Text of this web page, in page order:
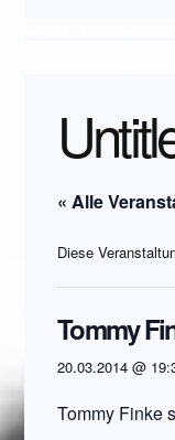
« Alle
Diese
Tommy
20.03.2014 @
Tommy Finke